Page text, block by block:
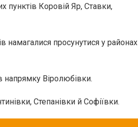
пунктів Коровій Яр, Ставки,
намагалися просунутися у районах
напрямку Віролюбівки.
Степанівки й Софіївки.